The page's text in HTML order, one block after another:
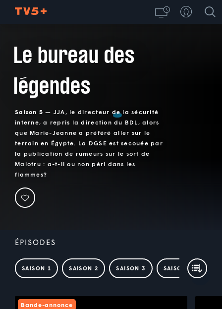
Le bureau des
légendes
Saison 5 — JJA, le directeur de la sécurité
interne, a repris la direction du BDL, alors
que Marie-Jeanne a préféré aller sur le
terrain en Égypte. La DGSE est secouée par
la publication de rumeurs sur le sort de
Malotru : a-t-il ou non péri dans les
flammes?
ÉPISODES
SAISON 1 SAISON 2 SAISON 3 SAISON 4
Bande-annonce